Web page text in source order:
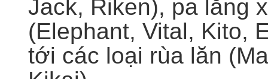
Jack, Riken), pa lăng
(Elephant, Vital, Kito,
tới các loại rùa lăn